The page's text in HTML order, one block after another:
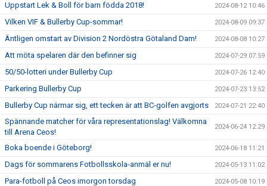
Uppstart Lek & Boll för barn födda 2018! 2024-08-12 10:46
Vilken VIF & Bullerby Cup-sommar! 2024-08-09 09:37
Äntligen omstart av Division 2 Nordöstra Götaland Dam! 2024-08-08 10:27
Att möta spelaren där den befinner sig 2024-07-29 07:59
50/50-lotteri under Bullerby Cup 2024-07-26 12:40
Parkering Bullerby Cup 2024-07-23 13:52
Bullerby Cup närmar sig, ett tecken är att BC-golfen avgjorts 2024-07-21 22:40
Spännande matcher för våra representationslag! Välkomna
till Arena Ceos!
2024-06-24 12:29
Boka boende i Göteborg! 2024-06-18 11:21
Dags för sommarens Fotbollsskola-anmäl er nu! 2024-05-13 11:02
Para-fotboll på Ceos imorgon torsdag 2024-05-08 10:19